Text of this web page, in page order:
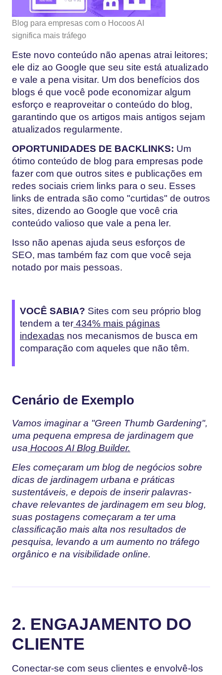
Blog para empresas com o Hocoos AI
significa mais tráfego
Este novo conteúdo não apenas atrai leitores;
ele diz ao Google que seu site está atualizado
e vale a pena visitar. Um dos benefícios dos
blogs é que você pode economizar algum
esforço e reaproveitar o conteúdo do blog,
garantindo que os artigos mais antigos sejam
atualizados regularmente.
OPORTUNIDADES DE BACKLINKS: Um
ótimo conteúdo de blog para empresas pode
fazer com que outros sites e publicações em
redes sociais criem links para o seu. Esses
links de entrada são como "curtidas" de outros
sites, dizendo ao Google que você cria
conteúdo valioso que vale a pena ler.
Isso não apenas ajuda seus esforços de
SEO, mas também faz com que você seja
notado por mais pessoas.
VOCÊ SABIA? Sites com seu próprio blog
tendem a ter 434% mais páginas
indexadas nos mecanismos de busca em
comparação com aqueles que não têm.
Cenário de Exemplo
Vamos imaginar a "Green Thumb Gardening",
uma pequena empresa de jardinagem que
usa Hocoos AI Blog Builder.
Eles começaram um blog de negócios sobre
dicas de jardinagem urbana e práticas
sustentáveis, e depois de inserir palavras-
chave relevantes de jardinagem em seu blog,
suas postagens começaram a ter uma
classificação mais alta nos resultados de
pesquisa, levando a um aumento no tráfego
orgânico e na visibilidade online.
2. ENGAJAMENTO DO
CLIENTE
Conectar-se com seus clientes e envolvê-los